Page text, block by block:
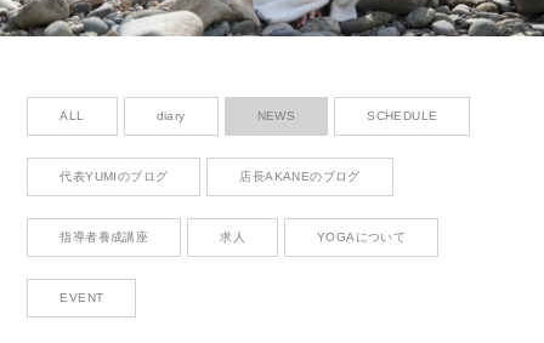
Blog & News
Contact お問い合わせ
ALL diary NEWS SCHEDULE
代表YUMIのブログ 店長AKANEのブログ
指導者養成講座 求人 YOGAについて
EVENT